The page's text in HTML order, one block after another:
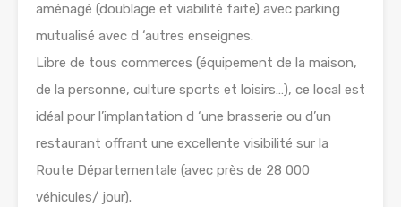
aménagé (doublage et viabilité faite) avec parking
mutualisé avec d ‘autres enseignes.
Libre de tous commerces (équipement de la maison,
de la personne, culture sports et loisirs…), ce local est
idéal pour l’implantation d ‘une brasserie ou d’un
restaurant offrant une excellente visibilité sur la
Route Départementale (avec près de 28 000
véhicules/ jour).